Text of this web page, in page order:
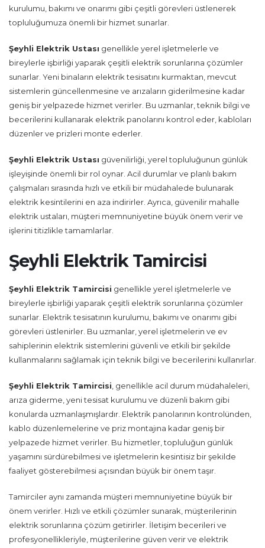
kurulumu, bakımı ve onarımı gibi çeşitli görevleri üstlenerek
topluluğumuza önemli bir hizmet sunarlar.
Şeyhli Elektrik Ustası genellikle yerel işletmelerle ve
bireylerle işbirliği yaparak çeşitli elektrik sorunlarına çözümler
sunarlar. Yeni binaların elektrik tesisatını kurmaktan, mevcut
sistemlerin güncellenmesine ve arızaların giderilmesine kadar
geniş bir yelpazede hizmet verirler. Bu uzmanlar, teknik bilgi ve
becerilerini kullanarak elektrik panolarını kontrol eder, kabloları
düzenler ve prizleri monte ederler.
Şeyhli Elektrik Ustası güvenilirliği, yerel topluluğunun günlük
işleyişinde önemli bir rol oynar. Acil durumlar ve planlı bakım
çalışmaları sırasında hızlı ve etkili bir müdahalede bulunarak
elektrik kesintilerini en aza indirirler. Ayrıca, güvenilir mahalle
elektrik ustaları, müşteri memnuniyetine büyük önem verir ve
işlerini titizlikle tamamlarlar.
Şeyhli Elektrik Tamircisi
Şeyhli Elektrik Tamircisi genellikle yerel işletmelerle ve
bireylerle işbirliği yaparak çeşitli elektrik sorunlarına çözümler
sunarlar. Elektrik tesisatının kurulumu, bakımı ve onarımı gibi
görevleri üstlenirler. Bu uzmanlar, yerel işletmelerin ve ev
sahiplerinin elektrik sistemlerini güvenli ve etkili bir şekilde
kullanmalarını sağlamak için teknik bilgi ve becerilerini kullanırlar.
Şeyhli Elektrik Tamircisi , genellikle acil durum müdahaleleri,
arıza giderme, yeni tesisat kurulumu ve düzenli bakım gibi
konularda uzmanlaşmışlardır. Elektrik panolarının kontrolünden,
kablo düzenlemelerine ve priz montajına kadar geniş bir
yelpazede hizmet verirler. Bu hizmetler, topluluğun günlük
yaşamını sürdürebilmesi ve işletmelerin kesintisiz bir şekilde
faaliyet gösterebilmesi açısından büyük bir önem taşır.
Tamirciler aynı zamanda müşteri memnuniyetine büyük bir
önem verirler. Hızlı ve etkili çözümler sunarak, müşterilerinin
elektrik sorunlarına çözüm getirirler. İletişim becerileri ve
profesyonellikleriyle, müşterilerine güven verir ve elektrik